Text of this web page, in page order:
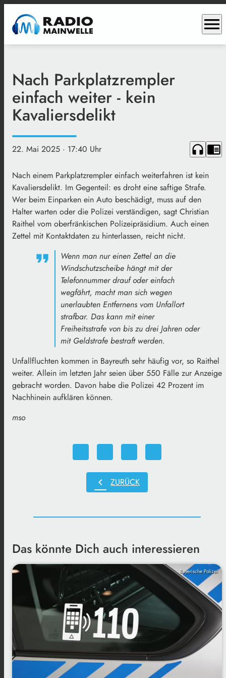
menu
Nach Parkplatzrempler
einfach weiter - kein
Kavaliersdelikt
22. Mai 2025 · 17:40 Uhr headphones chrome_reader_mode
Nach einem Parkplatzrempler einfach weiterfahren ist kein
Kavaliersdelikt. Im Gegenteil: es droht eine saftige Strafe.
Wer beim Einparken ein Auto beschädigt, muss auf den
Halter warten oder die Polizei verständigen, sagt Christian
Raithel vom oberfränkischen Polizeipräsidium. Auch einen
Zettel mit Kontaktdaten zu hinterlassen, reicht nicht.
Wenn man nur einen Zettel an die
Windschutzscheibe hängt mit der
Telefonnummer drauf oder einfach
wegfährt, macht man sich wegen
unerlaubten Entfernens vom Unfallort
strafbar. Das kann mit einer
Freiheitsstrafe von bis zu drei Jahren oder
mit Geldstrafe bestraft werden.
Unfallfluchten kommen in Bayreuth sehr häufig vor, so Raithel
weiter. Allein im letzten Jahr seien über 550 Fälle zur Anzeige
gebracht worden. Davon habe die Polizei 42 Prozent im
Nachhinein aufklären können.
mso
chevron_left ZURÜCK
Das könnte Dich auch interessieren
Bayerische Polizei